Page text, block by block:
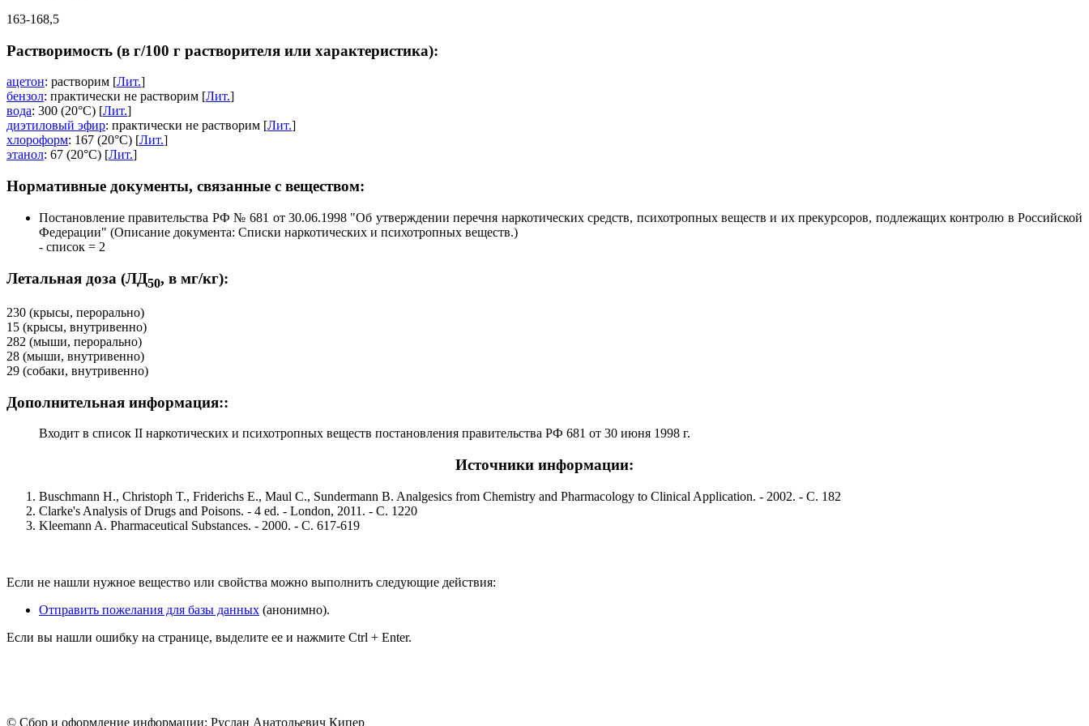
163-168,5
Растворимость (в г/100 г растворителя или характеристика):
ацетон: растворим [Лит.]
бензол: практически не растворим [Лит.]
вода: 300 (20°C) [Лит.]
диэтиловый эфир: практически не растворим [Лит.]
хлороформ: 167 (20°C) [Лит.]
этанол: 67 (20°C) [Лит.]
Нормативные документы, связанные с веществом:
Постановление правительства РФ № 681 от 30.06.1998 "Об утверждении перечня наркотических средств, психотропных веществ и их прекурсоров, подлежащих контролю в Российской
Федерации" (Описание документа: Списки наркотических и психотропных веществ.)
- список = 2
Летальная доза (ЛД50, в мг/кг):
230 (крысы, перорально)
15 (крысы, внутривенно)
282 (мыши, перорально)
28 (мыши, внутривенно)
29 (собаки, внутривенно)
Дополнительная информация::
Входит в список II наркотических и психотропных веществ постановления правительства РФ 681 от 30 июня 1998 г.
Источники информации:
Buschmann H., Christoph T., Friderichs E., Maul C., Sundermann B. Analgesics from Chemistry and Pharmacology to Clinical Application. - 2002. - С. 182
Clarke's Analysis of Drugs and Poisons. - 4 ed. - London, 2011. - С. 1220
Kleemann A. Pharmaceutical Substances. - 2000. - С. 617-619
Если не нашли нужное вещество или свойства можно выполнить следующие действия:
Отправить пожелания для базы данных (анонимно).
Если вы нашли ошибку на странице, выделите ее и нажмите Ctrl + Enter.
© Сбор и оформление информации: Руслан Анатольевич Кипер